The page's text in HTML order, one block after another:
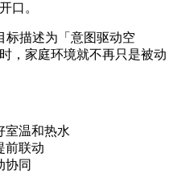
口。
标描述为「意图驱动空
，家庭环境就不再只是被动
室温和热水
前联动
协同